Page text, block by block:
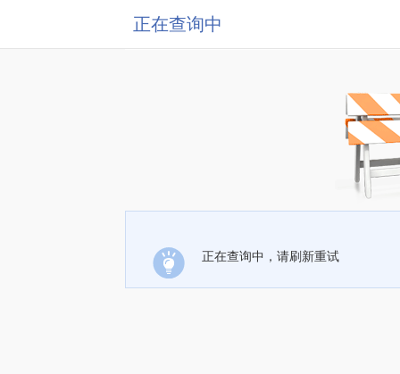
正在查询中
正在查询中，请刷新重试